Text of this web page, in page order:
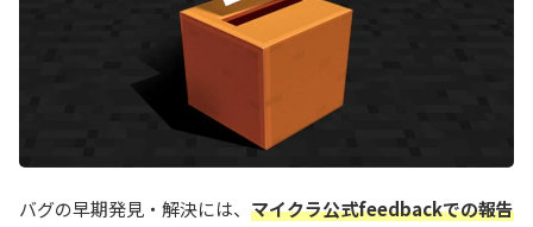
バグの早期発見・解決には、 マイクラ公式feedbackでの報告